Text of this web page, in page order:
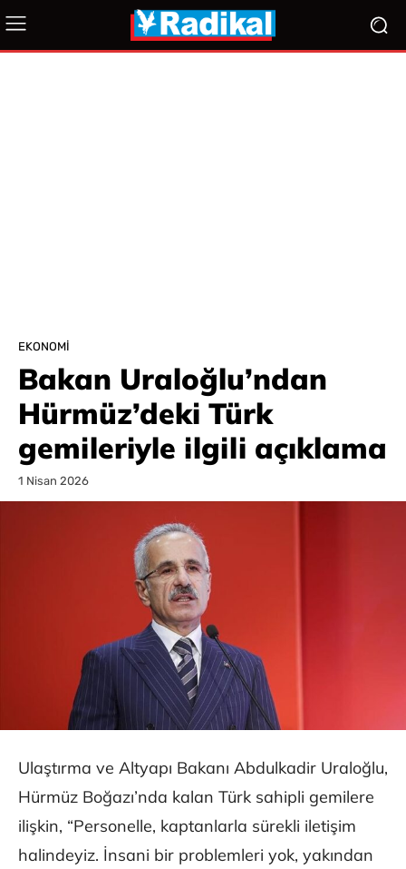
EKONOMI
Bakan Uraloğlu’ndan
Hürmüz’deki Türk
gemileriyle ilgili açıklama
1 Nisan 2026
Ulaştırma ve Altyapı Bakanı Abdulkadir Uraloğlu,
Hürmüz Boğazı’nda kalan Türk sahipli gemilere
ilişkin, “Personelle, kaptanlarla sürekli iletişim
halindeyiz. İnsani bir problemleri yok, yakından